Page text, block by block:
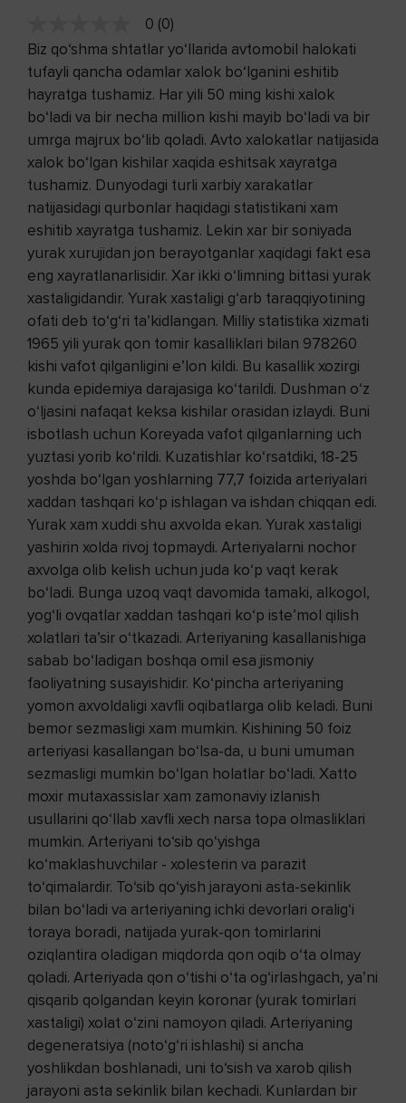
0 (0)
Biz qo‘shma shtatlar yo‘llarida avtomobil halokati
tufayli qancha odamlar xalok bo‘lganini eshitib
hayratga tushamiz. Har yili 50 ming kishi xalok
bo‘ladi va bir necha million kishi mayib bo‘ladi va bir
umrga majrux bo‘lib qoladi. Avto xalokatlar natijasida
xalok bo‘lgan kishilar xaqida eshitsak xayratga
tushamiz. Dunyodagi turli xarbiy xarakatlar
natijasidagi qurbonlar haqidagi statistikani xam
eshitib xayratga tushamiz. Lekin xar bir soniyada
yurak xurujidan jon berayotganlar xaqidagi fakt esa
eng xayratlanarlisidir. Xar ikki o‘limning bittasi yurak
xastaligidandir. Yurak xastaligi g‘arb taraqqiyotining
ofati deb to‘g‘ri ta’kidlangan. Milliy statistika xizmati
1965 yili yurak qon tomir kasalliklari bilan 978260
kishi vafot qilganligini e’lon kildi. Bu kasallik xozirgi
kunda epidemiya darajasiga ko‘tarildi. Dushman o‘z
o‘ljasini nafaqat keksa kishilar orasidan izlaydi. Buni
isbotlash uchun Koreyada vafot qilganlarning uch
yuztasi yorib ko‘rildi. Kuzatishlar ko‘rsatdiki, 18-25
yoshda bo‘lgan yoshlarning 77,7 foizida arteriyalari
xaddan tashqari ko‘p ishlagan va ishdan chiqqan edi.
Yurak xam xuddi shu axvolda ekan. Yurak xastaligi
yashirin xolda rivoj topmaydi. Arteriyalarni nochor
axvolga olib kelish uchun juda ko‘p vaqt kerak
bo‘ladi. Bunga uzoq vaqt davomida tamaki, alkogol,
yog‘li ovqatlar xaddan tashqari ko‘p iste’mol qilish
xolatlari ta’sir o‘tkazadi. Arteriyaning kasallanishiga
sabab bo‘ladigan boshqa omil esa jismoniy
faoliyatning susayishidir. Ko‘pincha arteriyaning
yomon axvoldaligi xavfli oqibatlarga olib keladi. Buni
bemor sezmasligi xam mumkin. Kishining 50 foiz
arteriyasi kasallangan bo‘lsa-da, u buni umuman
sezmasligi mumkin bo‘lgan holatlar bo‘ladi. Xatto
moxir mutaxassislar xam zamonaviy izlanish
usullarini qo‘llab xavfli xech narsa topa olmasliklari
mumkin. Arteriyani to‘sib qo‘yishga
ko‘maklashuvchilar - xolesterin va parazit
to‘qimalardir. To‘sib qo‘yish jarayoni asta-sekinlik
bilan bo‘ladi va arteriyaning ichki devorlari oralig‘i
toraya boradi, natijada yurak-qon tomirlarini
oziqlantira oladigan miqdorda qon oqib o‘ta olmay
qoladi. Arteriyada qon o‘tishi o‘ta og‘irlashgach, ya’ni
qisqarib qolgandan keyin koronar (yurak tomirlari
xastaligi) xolat o‘zini namoyon qiladi. Arteriyaning
degeneratsiya (noto‘g‘ri ishlashi) si ancha
yoshlikdan boshlanadi, uni to‘sish va xarob qilish
jarayoni asta sekinlik bilan kechadi. Kunlardan bir